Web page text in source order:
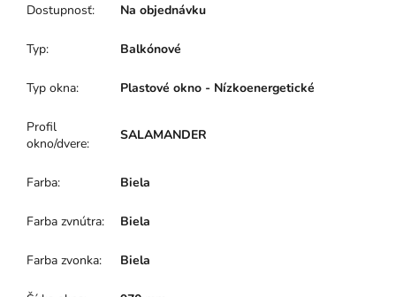
Dostupnosť: Na objednávku
Typ: Balkónové
Typ okna: Plastové okno - Nízkoenergetické
Profil
okno/dvere:
SALAMANDER
Farba: Biela
Farba zvnútra: Biela
Farba zvonka: Biela